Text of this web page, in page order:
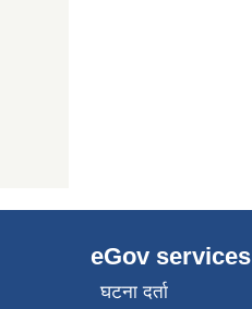
eGov services
घटना दर्ता